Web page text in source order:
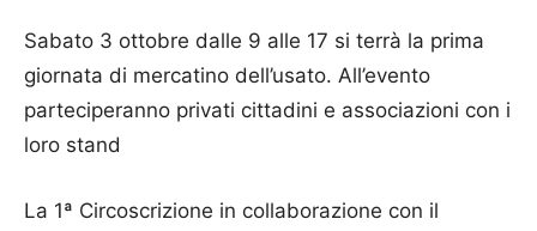
Sabato 3 ottobre dalle 9 alle 17 si terrà la prima
giornata di mercatino dell’usato. All’evento
parteciperanno privati cittadini e associazioni con i
loro stand
La 1ª Circoscrizione in collaborazione con il